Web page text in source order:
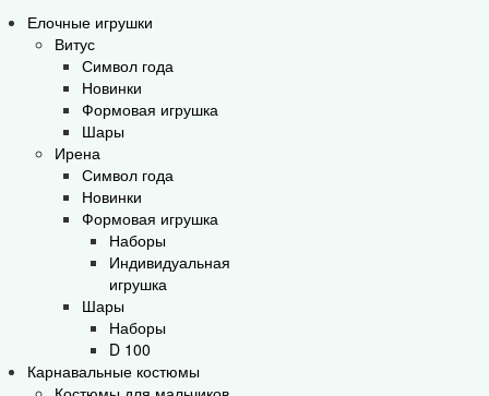
Елочные игрушки
Витус
Символ года
Новинки
Формовая игрушка
Шары
Ирена
Символ года
Новинки
Формовая игрушка
Наборы
Индивидуальная
игрушка
Шары
Наборы
D 100
Карнавальные костюмы